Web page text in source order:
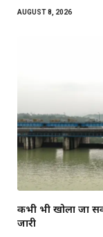
AUGUST 8, 2026
कभी भी खोला जा
जारी